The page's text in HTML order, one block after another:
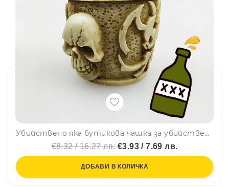
Убийствено яка бутикова чашка за убийствено вкусни напитки, релеф - 2 БЕЛИ ЧЕРЕПА
€8.32 / 16.27 лв.€3.93 / 7.69 лв.
ДОБАВИ В КОЛИЧКА